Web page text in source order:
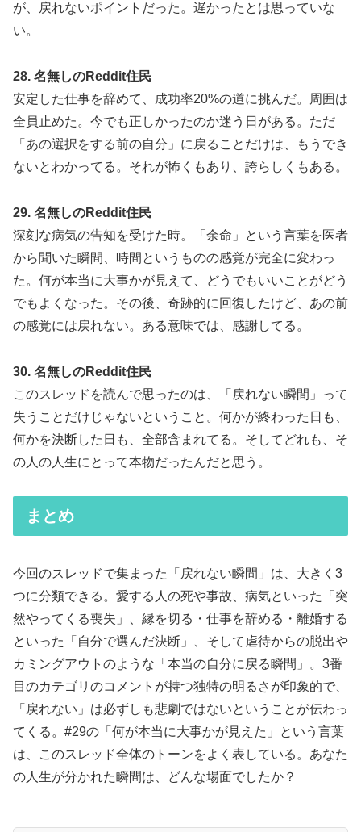
が、戻れないポイントだった。遅かったとは思っていな
い。
28. 名無しのReddit住民
安定した仕事を辞めて、成功率20%の道に挑んだ。周囲は
全員止めた。今でも正しかったのか迷う日がある。ただ
「あの選択をする前の自分」に戻ることだけは、もうでき
ないとわかってる。それが怖くもあり、誇らしくもある。
29. 名無しのReddit住民
深刻な病気の告知を受けた時。「余命」という言葉を医者
から聞いた瞬間、時間というものの感覚が完全に変わっ
た。何が本当に大事かが見えて、どうでもいいことがどう
でもよくなった。その後、奇跡的に回復したけど、あの前
の感覚には戻れない。ある意味では、感謝してる。
30. 名無しのReddit住民
このスレッドを読んで思ったのは、「戻れない瞬間」って
失うことだけじゃないということ。何かが終わった日も、
何かを決断した日も、全部含まれてる。そしてどれも、そ
の人の人生にとって本物だったんだと思う。
まとめ
今回のスレッドで集まった「戻れない瞬間」は、大きく3
つに分類できる。愛する人の死や事故、病気といった「突
然やってくる喪失」、縁を切る・仕事を辞める・離婚する
といった「自分で選んだ決断」、そして虐待からの脱出や
カミングアウトのような「本当の自分に戻る瞬間」。3番
目のカテゴリのコメントが持つ独特の明るさが印象的で、
「戻れない」は必ずしも悲劇ではないということが伝わっ
てくる。#29の「何が本当に大事かが見えた」という言葉
は、このスレッド全体のトーンをよく表している。あなた
の人生が分かれた瞬間は、どんな場面でしたか？